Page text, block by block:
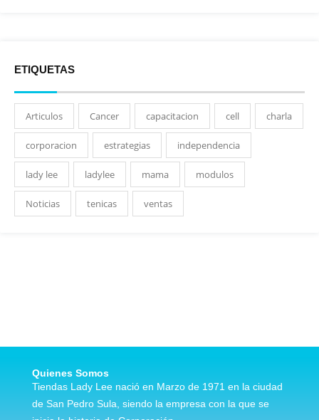
ETIQUETAS
Articulos Cancer capacitacion cell charla
corporacion estrategias independencia
lady lee ladylee mama modulos
Noticias tenicas ventas
Quienes Somos
Tiendas Lady Lee nació en Marzo de 1971 en la ciudad
de San Pedro Sula, siendo la empresa con la que se